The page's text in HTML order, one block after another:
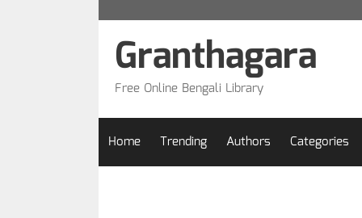
Granthagara
Free Online Bengali Library
Home Trending Authors Categories